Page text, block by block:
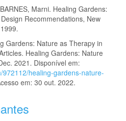
Marni. Healing Gardens:
Recommendations, New
Gardens: Nature as Therapy in
Healing Gardens: Nature
2021. Disponível em:
972112/healing-gardens-nature-
em: 30 out. 2022.